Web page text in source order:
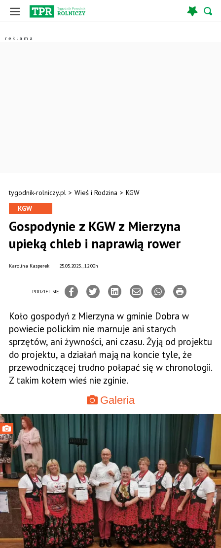
tygodnik-rolniczy.pl > Wieś i Rodzina > KGW
KGW
Gospodynie z KGW z Mierzyna
upieką chleb i naprawią rower
25.05.2025., 12:00h
Karolina Kasperek
PODZIEL SIĘ
Koło gospodyń z Mierzyna w gminie Dobra w
powiecie polickim nie marnuje ani starych
sprzętów, ani żywności, ani czasu. Żyją od projektu
do projektu, a działań mają na koncie tyle, że
przewodniczącej trudno połapać się w chronologii.
Z takim kołem wieś nie zginie.
Galeria